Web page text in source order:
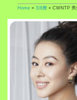
Home » 3消費 » CWNTP 男